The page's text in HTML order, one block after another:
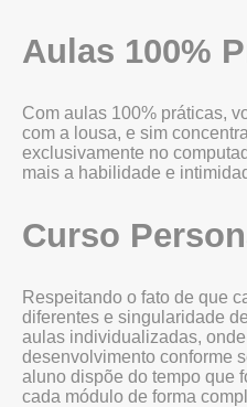
Aulas 100%
Com aulas 100% práticas,
com a lousa, e sim
exclusivamente no
mais a habilidade e
Curso
Respeitando o fato de que
diferentes e singularidade
aulas individualizadas,
desenvolvimento conforme
aluno dispõe do tempo que
cada módulo de forma